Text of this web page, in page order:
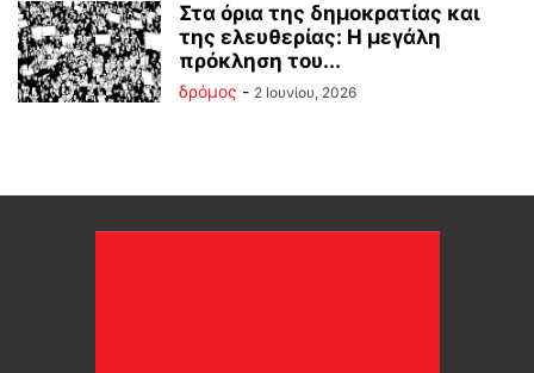
Στα όρια της δημοκρατίας και
της ελευθερίας: Η μεγάλη
πρόκληση του...
δρόμος - 2 Ιουνίου, 2026